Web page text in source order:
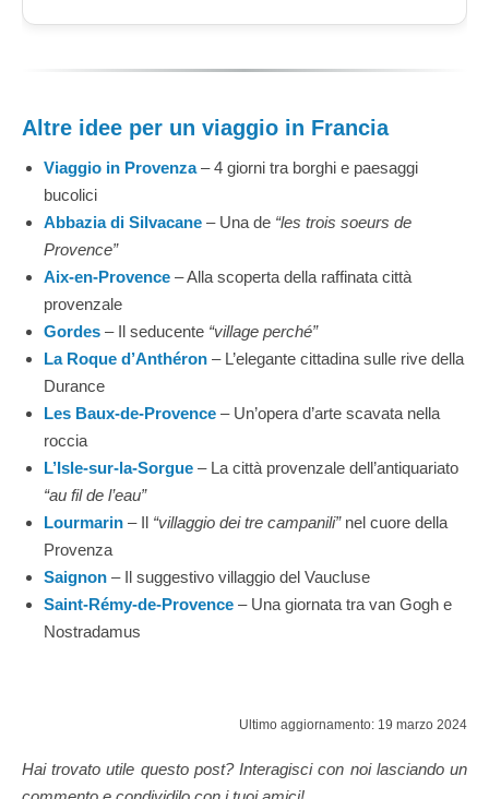
Altre idee per un viaggio in Francia
Viaggio in Provenza– 4 giorni tra borghi e paesaggi
bucolici
Abbazia di Silvacane – Una de “les trois soeurs de
Provence”
Aix-en-Provence – Alla scoperta della raffinata città
provenzale
Gordes – Il seducente “village perché”
La Roque d’Anthéron – L’elegante cittadina sulle rive della
Durance
Les Baux-de-Provence – Un’opera d’arte scavata nella
roccia
L’Isle-sur-la-Sorgue – La città provenzale dell’antiquariato
“au fil de l’eau”
Lourmarin – Il “villaggio dei tre campanili”nel cuore della
Provenza
Saignon – Il suggestivo villaggio del Vaucluse
Saint-Rémy-de-Provence – Una giornata tra van Gogh e
Nostradamus
Ultimo aggiornamento: 19 marzo 2024
Hai trovato utile questo post? Interagisci con noi lasciando un